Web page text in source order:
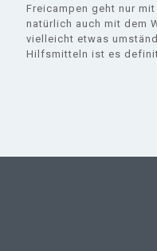
Freicampen geht nur
natürlich auch mit dem
vielleicht etwas
Hilfsmitteln ist es